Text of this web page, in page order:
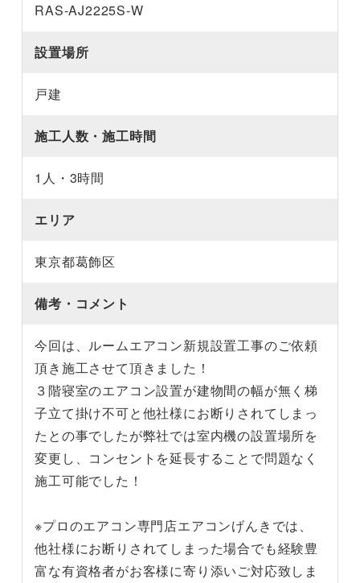
RAS-AJ2225S-W
設置場所
戸建
施工人数・施工時間
1人・3時間
エリア
東京都葛飾区
備考・コメント
今回は、ルームエアコン新規設置工事のご依頼
頂き施工させて頂きました！
３階寝室のエアコン設置が建物間の幅が無く梯
子立て掛け不可と他社様にお断りされてしまっ
たとの事でしたが弊社では室内機の設置場所を
変更し、コンセントを延長することで問題なく
施工可能でした！
※プロのエアコン専門店エアコンげんきでは、
他社様にお断りされてしまった場合でも経験豊
富な有資格者がお客様に寄り添いご対応致しま